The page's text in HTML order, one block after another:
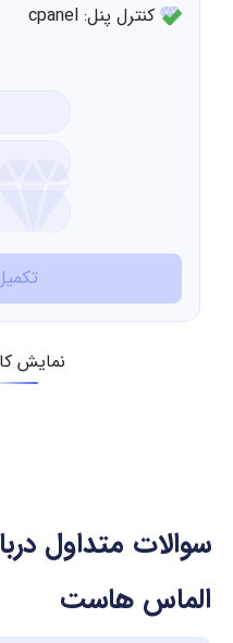
کنترل پنل: cpanel
نمایش
سوالات متداول
الماس هاست